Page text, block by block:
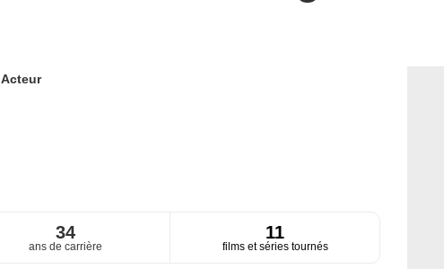
Acteur
34
ans de carrière
11
films et séries tournés